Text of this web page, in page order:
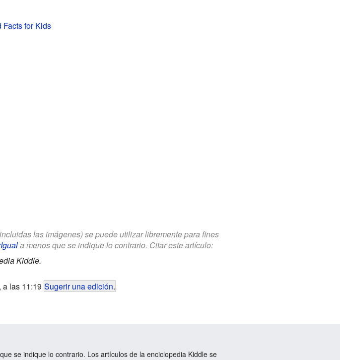
Facts for Kids
las imágenes) se puede utilizar libremente para fines
a menos que se indique lo contrario. Citar este artículo:
Kiddle.
a las 11:19 Sugerir una edición.
se indique lo contrario. Los artículos de la enciclopedia Kiddle se